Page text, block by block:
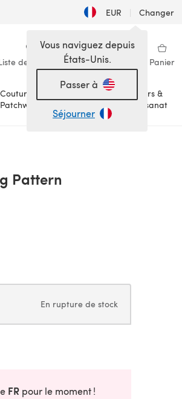
EUR | Changer
de souhaits Ma bibliothèque Panier
Couture &
Patchwork
Loisirs &
Artisanat
Vous naviguez depuis
États-Unis.
Passer à
Séjourner
Pattern
En rupture de stock
FR pour le moment !